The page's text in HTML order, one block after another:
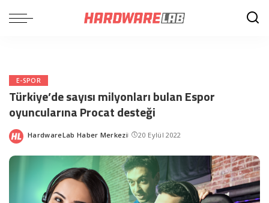
E-SPOR
Türkiye’de sayısı milyonları bulan Espor
oyuncularına Procat desteği
Posted
HardwareLab Haber Merkezi 20 Eylül 2022